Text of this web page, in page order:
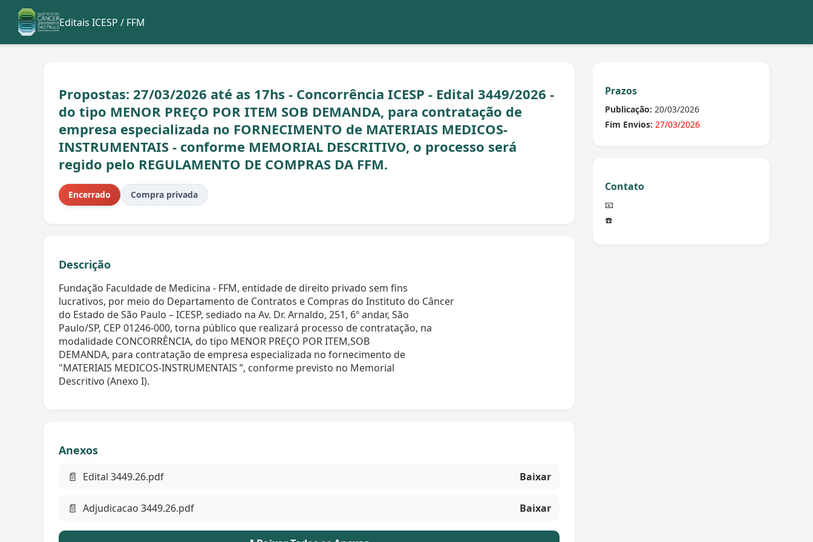
Editais ICESP / FFM
Propostas: 27/03/2026 até as 17hs - Concorrência ICESP - Edital 3449/2026 -
do tipo MENOR PREÇO POR ITEM SOB DEMANDA, para contratação de
empresa especializada no FORNECIMENTO de MATERIAIS MEDICOS-
INSTRUMENTAIS - conforme MEMORIAL DESCRITIVO, o processo será
regido pelo REGULAMENTO DE COMPRAS DA FFM.
Encerrado Compra privada
Descrição
Fundação Faculdade de Medicina - FFM, entidade de direito privado sem fins
lucrativos, por meio do Departamento de Contratos e Compras do Instituto do Câncer
do Estado de São Paulo – ICESP, sediado na Av. Dr. Arnaldo, 251, 6º andar, São
Paulo/SP, CEP 01246-000, torna público que realizará processo de contratação, na
modalidade CONCORRÊNCIA, do tipo MENOR PREÇO POR ITEM,SOB
DEMANDA, para contratação de empresa especializada no fornecimento de
"MATERIAIS MEDICOS-INSTRUMENTAIS ”, conforme previsto no Memorial
Descritivo (Anexo I).
Anexos
📄 Edital 3449.26.pdf Baixar
📄 Adjudicacao 3449.26.pdf Baixar
Prazos
Publicação: 20/03/2026
Fim Envios: 27/03/2026
Contato
📧
☎️